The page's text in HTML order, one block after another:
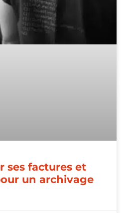
ses factures et
un archivage